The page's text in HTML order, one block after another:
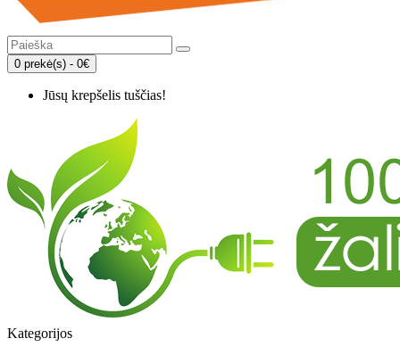
0 prekė(s) - 0€
Jūsų krepšelis tuščias!
Kategorijos